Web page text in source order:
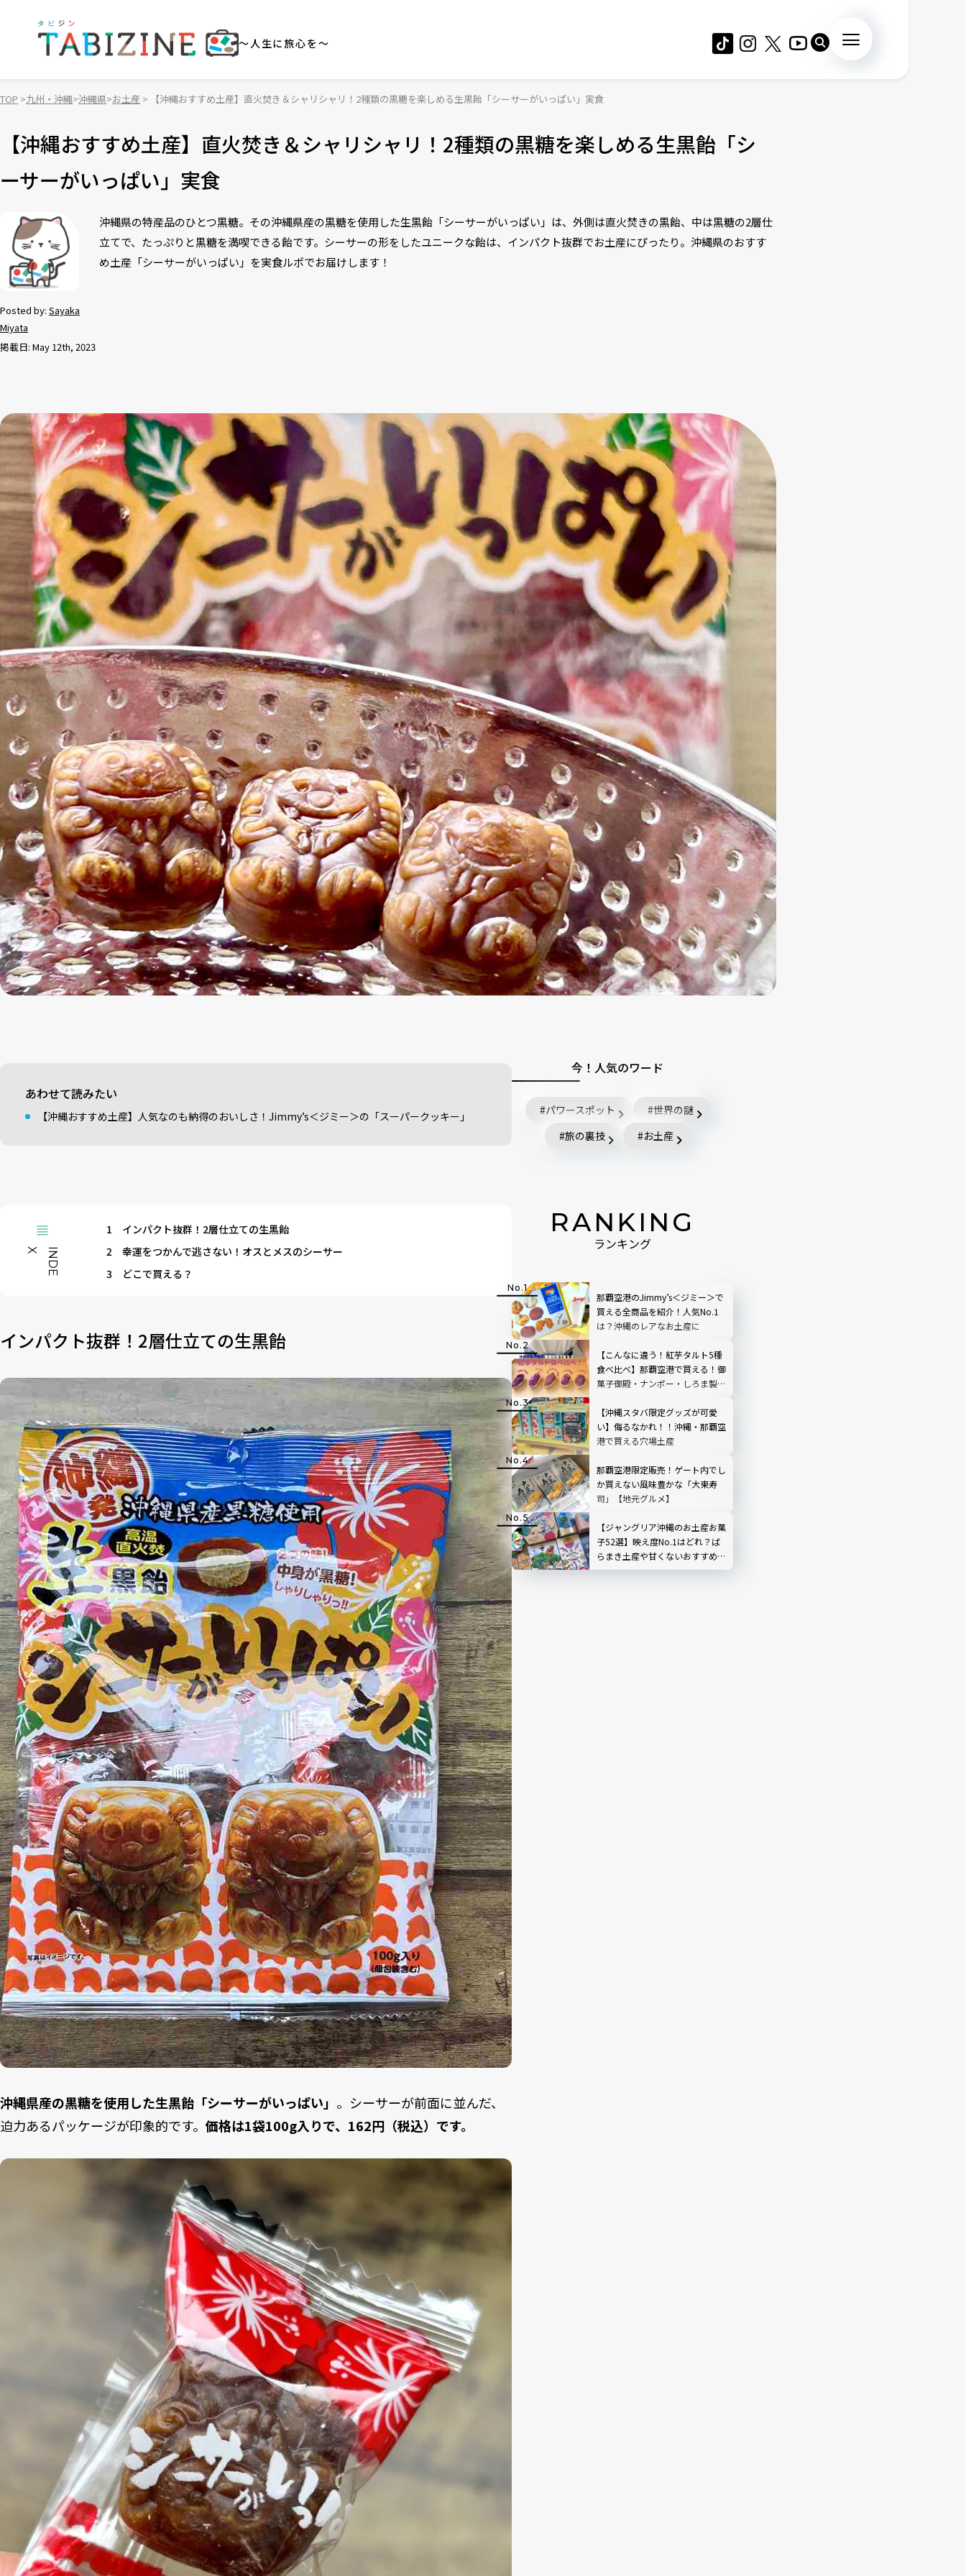
～人生に旅心を～
TOP 九州・沖縄 沖縄県 お土産 【沖縄おすすめ土産】直火焚き＆シャリシャリ！2種類の黒糖を楽しめる生黒飴「シーサーがいっぱい」実食
【沖縄おすすめ土産】直火焚き＆シャリシャリ！2種類の黒糖を楽しめる生黒飴「シ
ーサーがいっぱい」実食
Posted by: Sayaka
Miyata
掲載日: May 12th, 2023
沖縄県の特産品のひとつ黒糖。その沖縄県産の黒糖を使用した生黒飴「シーサーがいっぱい」は、外側は直火焚きの黒飴、中は黒糖の2層仕
立てで、たっぷりと黒糖を満喫できる飴です。シーサーの形をしたユニークな飴は、インパクト抜群でお土産にぴったり。沖縄県のおすす
め土産「シーサーがいっぱい」を実食ルポでお届けします！
あわせて読みたい
【沖縄おすすめ土産】人気なのも納得のおいしさ！Jimmy’s＜ジミー＞の「スーパークッキー」
I
N
D
E
X
1
インパクト抜群！2層仕立ての生黒飴
2
幸運をつかんで逃さない！オスとメスのシーサー
3
どこで買える？
インパクト抜群！2層仕立ての生黒飴
沖縄県産の黒糖を使用した生黒飴「シーサーがいっぱい」 。シーサーが前面に並んだ、
迫力あるパッケージが印象的です。 価格は1袋100g入りで、162円（税込）です。
今！人気のワード
パワースポット
世界の謎
旅の裏技
お土産
RANKING
ランキング
那覇空港のJimmy’s＜ジミー＞で
買える全商品を紹介！人気No.1
は？沖縄のレアなお土産に
【こんなに違う！紅芋タルト5種
食べ比べ】那覇空港で買える！御
菓子御殿・ナンポー・しろま製菓
もチェック｜定番沖縄土産
【沖縄スタバ限定グッズが可愛
い】侮るなかれ！！沖縄・那覇空
港で買える穴場土産
那覇空港限定販売！ゲート内でし
か買えない風味豊かな「大東寿
司」【地元グルメ】
【ジャングリア沖縄のお土産お菓
子52選】映え度No.1はどれ？ば
らまき土産や甘くないおすすめフ
ードも